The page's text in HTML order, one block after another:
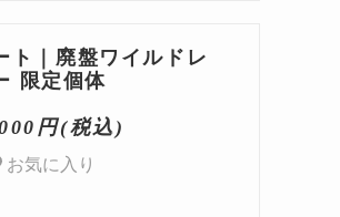
ト｜廃盤ワイルドレ
限定個体
円(税込)
お気に入り